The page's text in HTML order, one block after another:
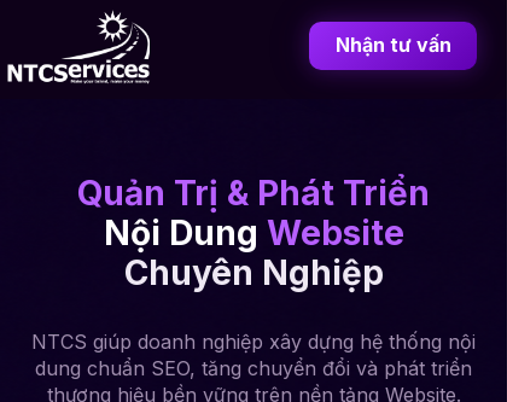
Nhận tư vấn
Quản Trị & Phát Triển
Nội Dung Website
Chuyên Nghiệp
NTCS giúp doanh nghiệp xây dựng hệ thống nội
dung chuẩn SEO, tăng chuyển đổi và phát triển
thương hiệu bền vững trên nền tảng Website.